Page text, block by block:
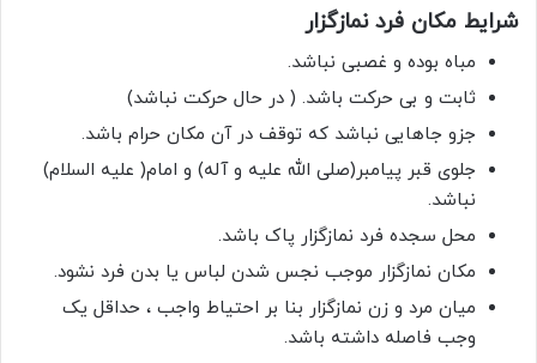
شرایط مکان فرد نمازگزار
مباه بوده و غصبی نباشد.
ثابت و بی حرکت باشد. ( در حال حرکت نباشد)
جزو جاهایی نباشد که توقف در آن مکان حرام باشد.
جلوی قبر پیامبر(صلی الله علیه و آله) و امام( علیه السلام)
نباشد.
محل سجده فرد نمازگزار پاک باشد.
مکان نمازگزار موجب نجس شدن لباس یا بدن فرد نشود.
میان مرد و زن نمازگزار بنا بر احتیاط واجب ، حداقل یک
وجب فاصله داشته باشد.